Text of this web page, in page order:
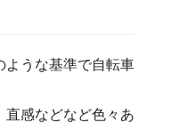
ような基準で自転車
直感などなど色々あ